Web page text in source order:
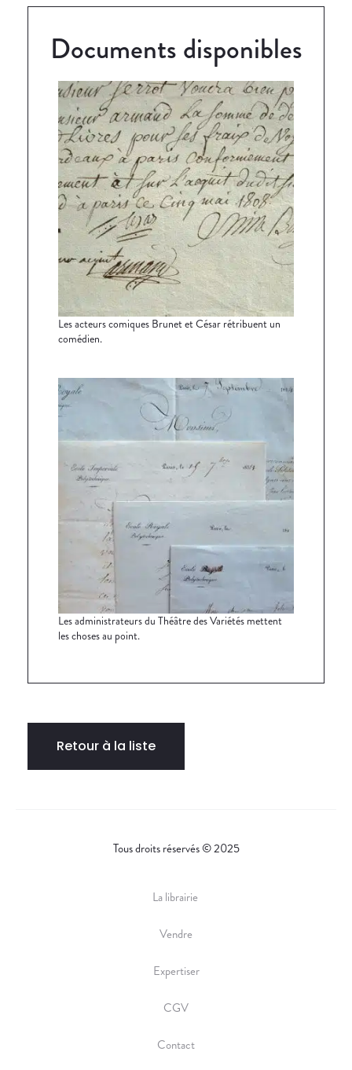
Documents disponibles
Les acteurs comiques Brunet et César rétribuent un
comédien.
Les administrateurs du Théâtre des Variétés mettent
les choses au point.
Retour à la liste
Tous droits réservés © 2025
La librairie
Vendre
Expertiser
CGV
Contact